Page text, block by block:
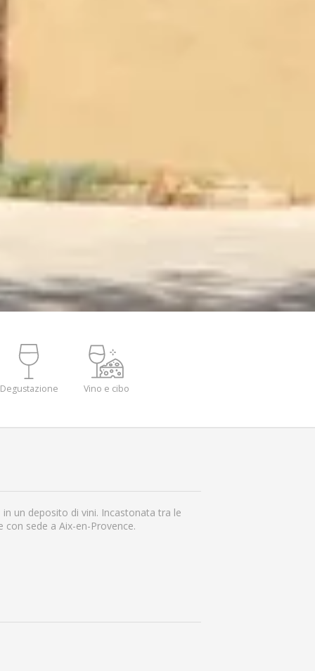
Degustazione Vino e cibo
un deposito di vini. Incastonata tra le
sede a Aix-en-Provence.